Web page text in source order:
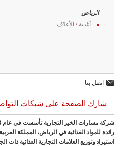
الرياض
أغذية / الأعلاف
اتصل بنا
شارك الصفحة على شبكات
رائدة للمواد الغذائية في الرياض، المملكة
استيراد وتوزيع العلامات التجارية الغذائية ذات